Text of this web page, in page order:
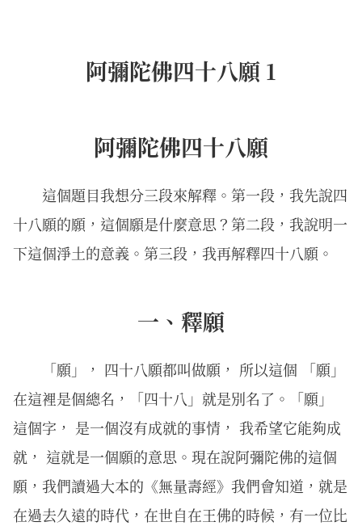
阿彌陀佛四十八願 1
阿彌陀佛四十八願
這個題目我想分三段來解釋。第一段，我先說四
十八願的願，這個願是什麼意思？第二段，我說明一
下這個淨土的意義。第三段，我再解釋四十八願。
一、釋願
「願」， 四十八願都叫做願， 所以這個 「願」
在這裡是個總名，「四十八」就是別名了。「願」
這個字， 是一個沒有成就的事情， 我希望它能夠成
就， 這就是一個願的意思。現在說阿彌陀佛的這個
願，我們讀過大本的《無量壽經》我們會知道，就是
在過去久遠的時代，在世自在王佛的時候，有一位比